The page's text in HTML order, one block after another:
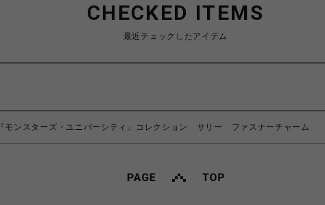
CHECKED ITEMS
最近チェックしたアイテム
『モンスターズ・ユニバーシティ』コレクション サリー ファスナーチャーム